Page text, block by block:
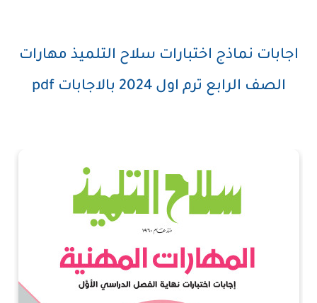
اجابات نماذج اختبارات سلاح التلميذ مهارات
الصف الرابع ترم اول 2024 بالاجابات pdf